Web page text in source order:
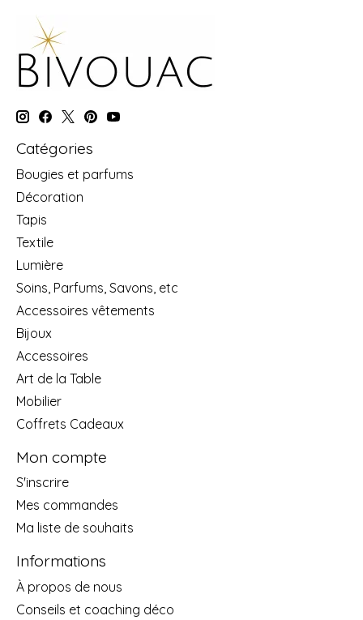
Catégories
Bougies et parfums
Décoration
Tapis
Textile
Lumière
Soins, Parfums, Savons, etc
Accessoires vêtements
Bijoux
Accessoires
Art de la Table
Mobilier
Coffrets Cadeaux
Mon compte
S'inscrire
Mes commandes
Ma liste de souhaits
Informations
À propos de nous
Conseils et coaching déco